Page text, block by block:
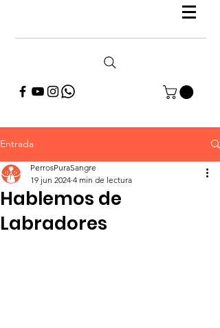
Entrada
Hablemos de
Labradores
PerrosPuraSangre
19 jun 2024 4 min de lectura